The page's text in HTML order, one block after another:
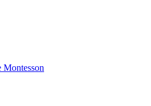
Montesson